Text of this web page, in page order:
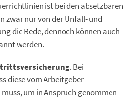
ist bei den absetzbaren
zwar nur von der Unfall- und
die Rede, dennoch können auch
werden.
. Bei
diese vom Arbeitgeber
um in Anspruch genommen